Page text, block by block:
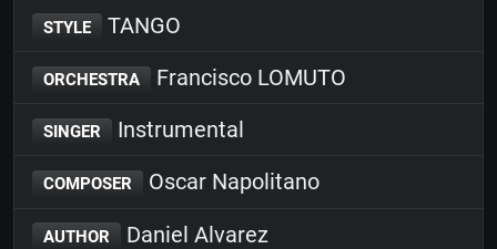
STYLE TANGO
ORCHESTRA Francisco LOMUTO
SINGER Instrumental
COMPOSER Oscar Napolitano
AUTHOR Daniel Alvarez